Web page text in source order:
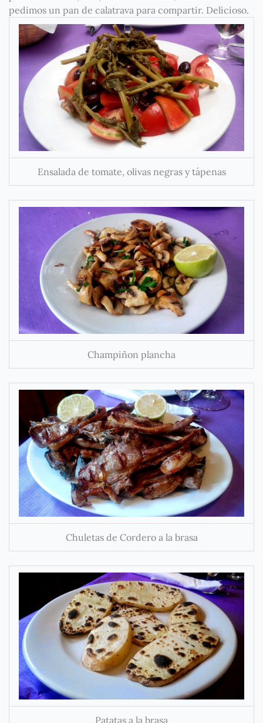
pedimos un pan de calatrava para compartir. Delicioso.
Ensalada de tomate, olivas negras y tápenas
Champiñon plancha
Chuletas de Cordero a la brasa
Patatas a la brasa